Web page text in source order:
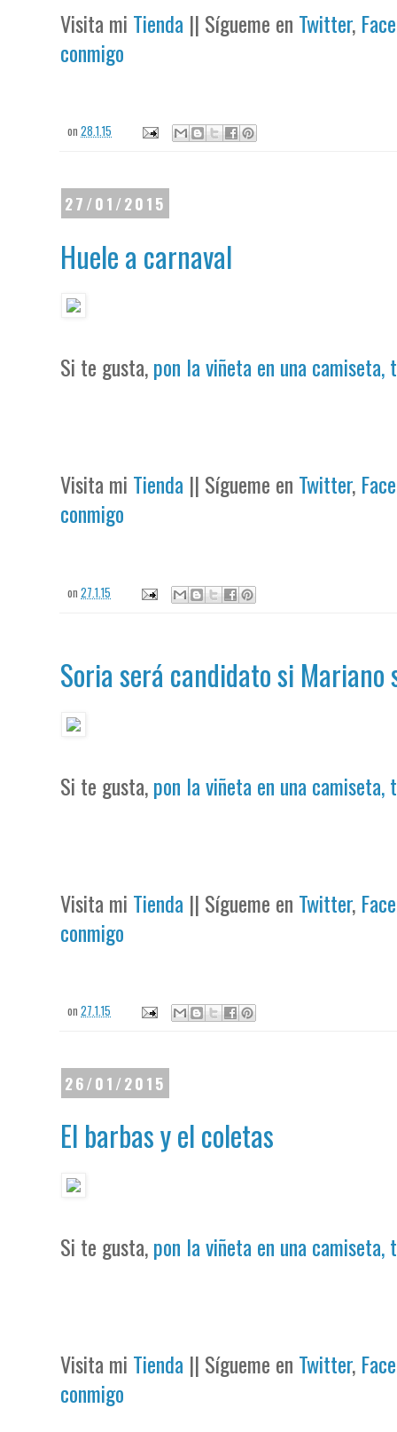
Visita mi Tienda || Sígueme en Twitter,
conmigo
on28.1.15
27/01/2015
Huele a carnaval
Si te gusta,pon la viñeta en una camiseta,
Visita mi Tienda || Sígueme en Twitter,
conmigo
on27.1.15
Soria será candidato si Mariano
Si te gusta,pon la viñeta en una camiseta,
Visita mi Tienda || Sígueme en Twitter,
conmigo
on27.1.15
26/01/2015
El barbas y el coletas
Si te gusta,pon la viñeta en una camiseta,
Visita mi Tienda || Sígueme en Twitter,
conmigo